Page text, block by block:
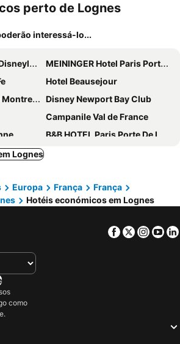
perto de Lognes
interessá-lo...
Paris
MEININGER Hotel Paris Porte De Vincennes
Hotel Beausejour
Vincennes
Disney Newport Bay Club
Campanile Val de France
B&B HOTEL Paris Porte De La Villette
d'Europe
Ibis Villepinte
Vallee
Disneyland Hotel
Villette
Comfort Hotel Paris Porte d'Ivry
Lognes
Europa França
França
Hotéis económicos em Lognes
Facebook
Twitter
como